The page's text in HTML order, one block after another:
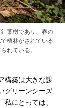
葉樹であり、春の
植林がされている
れている。
構築は大きな課
グリーンシーズ
にとっては、